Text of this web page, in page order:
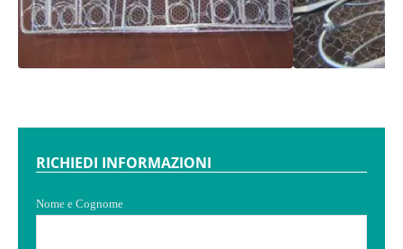
RICHIEDI INFORMAZIONI
Nome e Cognome